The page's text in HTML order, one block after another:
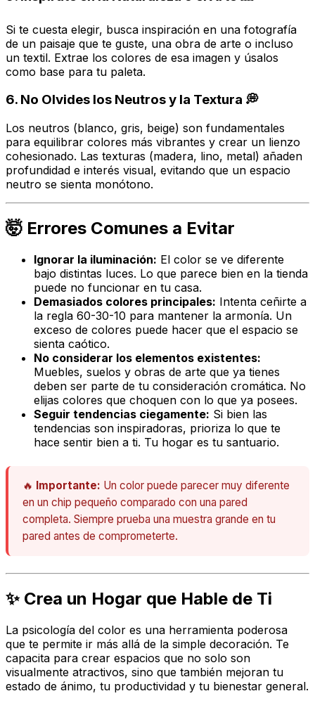
Si te cuesta elegir, busca inspiración en una fotografía
de un paisaje que te guste, una obra de arte o incluso
un textil. Extrae los colores de esa imagen y úsalos
como base para tu paleta.
6. No Olvides los Neutros y la Textura 💭
Los neutros (blanco, gris, beige) son fundamentales
para equilibrar colores más vibrantes y crear un lienzo
cohesionado. Las texturas (madera, lino, metal) añaden
profundidad e interés visual, evitando que un espacio
neutro se sienta monótono.
🤯 Errores Comunes a Evitar
Ignorar la iluminación: El color se ve diferente
bajo distintas luces. Lo que parece bien en la tienda
puede no funcionar en tu casa.
Demasiados colores principales: Intenta ceñirte a
la regla 60-30-10 para mantener la armonía. Un
exceso de colores puede hacer que el espacio se
sienta caótico.
No considerar los elementos existentes:
Muebles, suelos y obras de arte que ya tienes
deben ser parte de tu consideración cromática. No
elijas colores que choquen con lo que ya posees.
Seguir tendencias ciegamente: Si bien las
tendencias son inspiradoras, prioriza lo que te
hace sentir bien a ti. Tu hogar es tu santuario.
🔥 Importante: Un color puede parecer muy diferente
en un chip pequeño comparado con una pared
completa. Siempre prueba una muestra grande en tu
pared antes de comprometerte.
✨ Crea un Hogar que Hable de Ti
La psicología del color es una herramienta poderosa
que te permite ir más allá de la simple decoración. Te
capacita para crear espacios que no solo son
visualmente atractivos, sino que también mejoran tu
estado de ánimo, tu productividad y tu bienestar general.